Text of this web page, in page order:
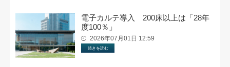
電子カルテ導入 200床以上は「28年
度100％」
2026年07月01日 12:59
続きを読む